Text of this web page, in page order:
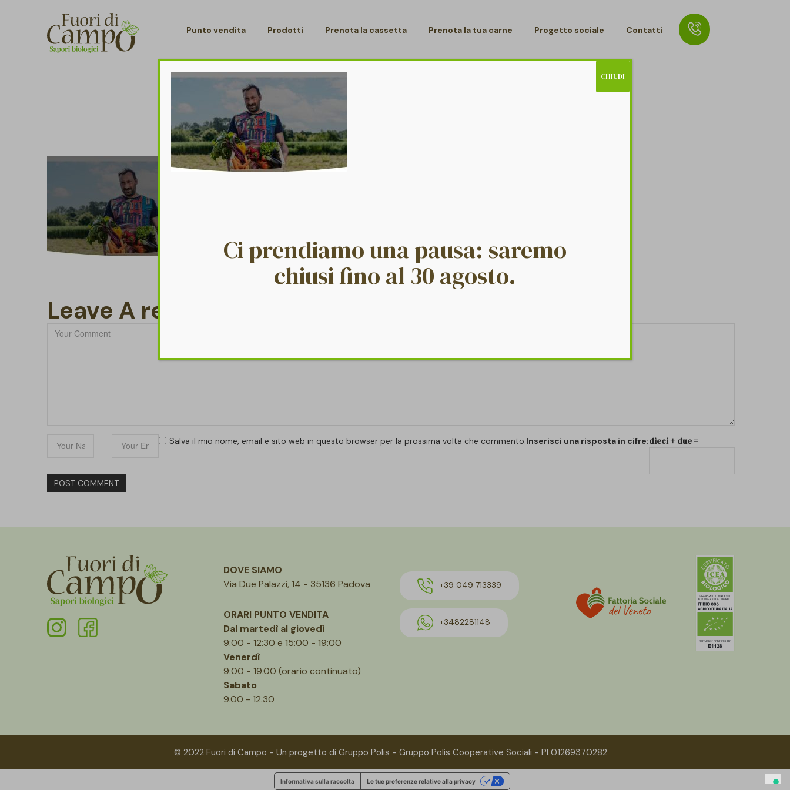
Punto vendita Prodotti Prenota la cassetta Prenota la tua carne Progetto sociale Contatti
Leave A reply
Salva il mio nome, email e sito web in questo browser per la prossima volta che commento. Inserisci una risposta in cifre:dieci + due =
DOVE SIAMO
Via Due Palazzi, 14 - 35136 Padova
ORARI PUNTO VENDITA
Dal martedì al giovedì
9:00 - 12:30 e 15:00 - 19:00
Venerdì
9:00 - 19.00 (orario continuato)
Sabato
9.00 - 12.30
+39 049 713339
+3482281148
© 2022 Fuori di Campo - Un progetto di Gruppo Polis - Gruppo Polis Cooperative Sociali - PI 01269370282
Ci prendiamo una pausa: saremo
chiusi fino al 30 agosto.
CHIUDI
Informativa sulla raccolta Le tue preferenze relative alla privacy